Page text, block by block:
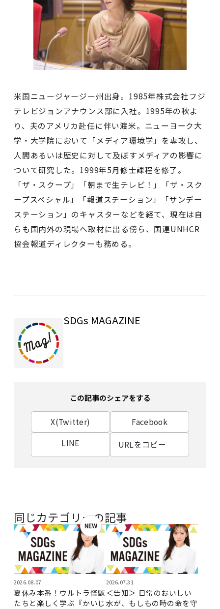
米国ニュージャージー州出身。1985年株式会社フジ
テレビジョンアナウンス部に入社。1995年の秋よ
り、夫のアメリカ赴任に伴い渡米。ニューヨーク大
学・大学院において「メディア環境学」を専攻し、
人間あるいは歴史に対して及ぼすメディアの影響に
ついて研究した。1999年5月修士課程を修了。
「ザ・スクープ」「朝まで生テレビ！」「ザ・スク
ープスペシャル」「報道ステーション」「サンデー
ステーション」のキャスターなどを経て、現在は自
らも国内外の現場へ取材に出る傍ら、国連UNHCR
協会報道ディレクターも務める。
SDGs MAGAZINE
この記事のシェアをする
X(Twitter)
Facebook
LINE
URLをコピー
同じカテゴリーの記事
NEW
2026.08.07
夏休み本番！ウルトラ怪獣
たちと楽しく学ぶ『かいじ
2026.07.31
＜告知＞ 日常のおいしい
水が、もしもの時の命を守